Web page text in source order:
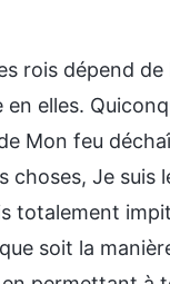
rois dépend
elles.
Mon feu
Je suis
totalement
soit la